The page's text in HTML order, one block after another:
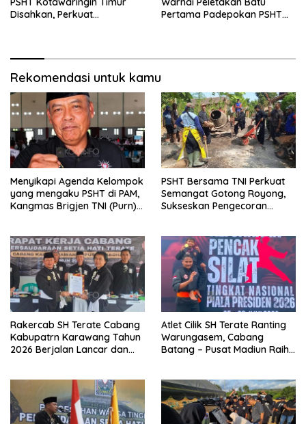
Disahkan, Perkuat
Pertama Padepokan PSHT
Rekomendasi untuk kamu
Menyikapi Agenda Kelompok
yang mengaku PSHT di PAM,
Kangmas Brigjen TNI (Purn)
PSHT Bersama TNI Perkuat
Semangat Gotong Royong,
Sukseskan Pengecoran
Rakercab SH Terate Cabang
Kabupatrn Karawang Tahun
2026 Berjalan Lancar dan
Atlet Cilik SH Terate Ranting
Warungasem, Cabang
Batang – Pusat Madiun Raih